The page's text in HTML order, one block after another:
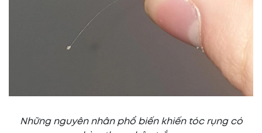
Những nguyên nhân phổ biến khiến tóc rụng có